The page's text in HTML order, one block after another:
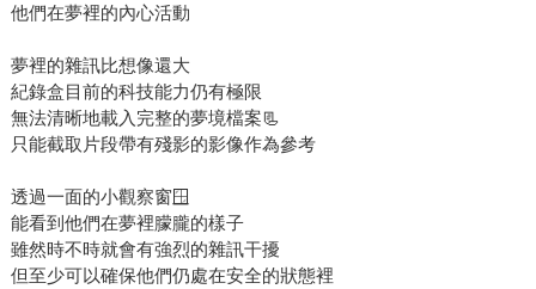
他們在夢裡的內心活動
夢裡的雜訊比想像還大
紀錄盒目前的科技能力仍有極限
無法清晰地載入完整的夢境檔案📃
只能截取片段帶有殘影的影像作為參考
透過一面的小觀察窗🪟
能看到他們在夢裡朦朧的樣子
雖然時不時就會有強烈的雜訊干擾
但至少可以確保他們仍處在安全的狀態裡